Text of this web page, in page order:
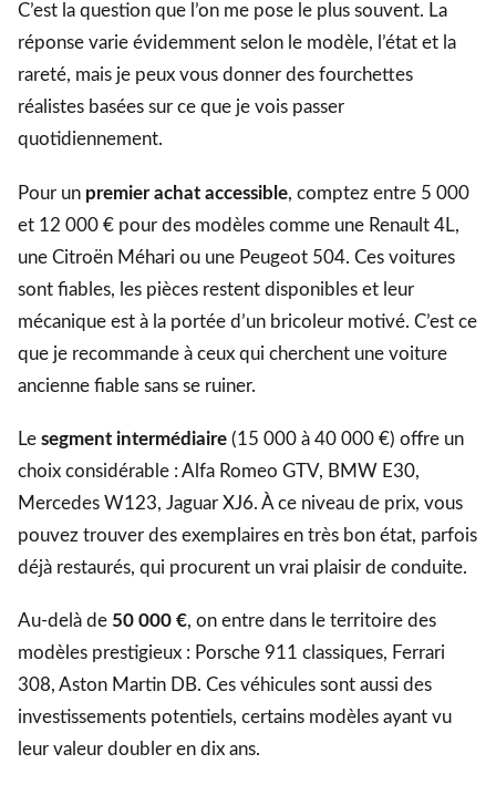
C’est la question que l’on me pose le plus souvent. La
réponse varie évidemment selon le modèle, l’état et la
rareté, mais je peux vous donner des fourchettes
réalistes basées sur ce que je vois passer
quotidiennement.
Pour un premier achat accessible, comptez entre 5 000
et 12 000 € pour des modèles comme une Renault 4L,
une Citroën Méhari ou une Peugeot 504. Ces voitures
sont fiables, les pièces restent disponibles et leur
mécanique est à la portée d’un bricoleur motivé. C’est ce
que je recommande à ceux qui cherchent une voiture
ancienne fiable sans se ruiner.
Le segment intermédiaire (15 000 à 40 000 €) offre un
choix considérable : Alfa Romeo GTV, BMW E30,
Mercedes W123, Jaguar XJ6. À ce niveau de prix, vous
pouvez trouver des exemplaires en très bon état, parfois
déjà restaurés, qui procurent un vrai plaisir de conduite.
Au-delà de 50 000 €, on entre dans le territoire des
modèles prestigieux : Porsche 911 classiques, Ferrari
308, Aston Martin DB. Ces véhicules sont aussi des
investissements potentiels, certains modèles ayant vu
leur valeur doubler en dix ans.